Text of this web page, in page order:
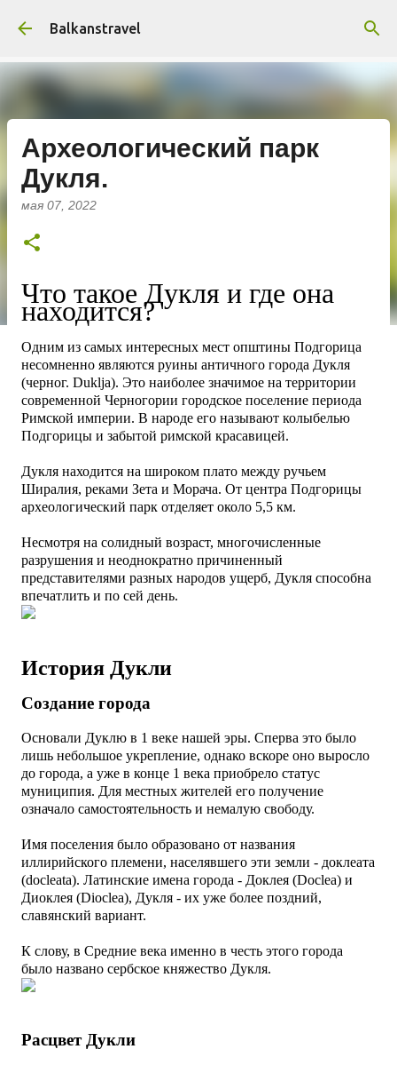
К основному контенту
Balkanstravel
Археологический парк
Дукля.
мая 07, 2022
Что такое Дукля и где она
находится?
Одним из самых интересных мест општины Подгорица
несомненно являются руины античного города Дукля
(черног. Duklja). Это наиболее значимое на территории
современной Черногории городское поселение периода
Римской империи. В народе его называют колыбелью
Подгорицы и забытой римской красавицей.
Дукля находится на широком плато между ручьем
Ширалия, реками Зета и Морача. От центра Подгорицы
археологический парк отделяет около 5,5 км.
Несмотря на солидный возраст, многочисленные
разрушения и неоднократно причиненный
представителями разных народов ущерб, Дукля способна
впечатлить и по сей день.
История Дукли
Создание города
Основали Дуклю в 1 веке нашей эры. Сперва это было
лишь небольшое укрепление, однако вскоре оно выросло
до города, а уже в конце 1 века приобрело статус
муниципия. Для местных жителей его получение
означало самостоятельность и немалую свободу.
Имя поселения было образовано от названия
иллирийского племени, населявшего эти земли - доклеата
(docleata). Латинские имена города - Доклея (Doclea) и
Диоклея (Dioclea), Дукля - их уже более поздний,
славянский вариант.
К слову, в Средние века именно в честь этого города
было названо сербское княжество Дукля.
Расцвет Дукли